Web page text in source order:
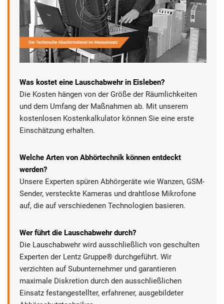
Was kostet eine Lauschabwehr in Eisleben?
Die Kosten hängen von der Größe der Räumlichkeiten
und dem Umfang der Maßnahmen ab. Mit unserem
kostenlosen Kostenkalkulator können Sie eine erste
Einschätzung erhalten.
Welche Arten von Abhörtechnik können entdeckt
werden?
Unsere Experten spüren Abhörgeräte wie Wanzen, GSM-
Sender, versteckte Kameras und drahtlose Mikrofone
auf, die auf verschiedenen Technologien basieren.
Wer führt die Lauschabwehr durch?
Die Lauschabwehr wird ausschließlich von geschulten
Experten der Lentz Gruppe® durchgeführt. Wir
verzichten auf Subunternehmer und garantieren
maximale Diskretion durch den ausschließlichen
Einsatz festangestellter, erfahrener, ausgebildeter